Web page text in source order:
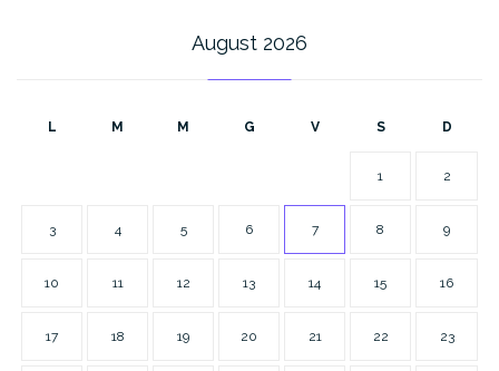
August 2026
L M M G V S D
1 2
3 4 5 6 7 8 9
10 11 12 13 14 15 16
17 18 19 20 21 22 23